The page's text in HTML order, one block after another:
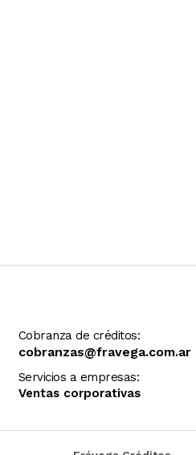
Cobranza de créditos:
cobranzas@fravega.com.ar
Servicios a empresas:
Ventas corporativas